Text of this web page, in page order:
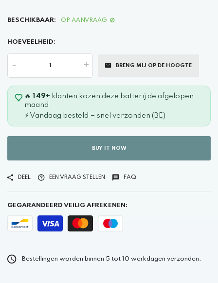
BESCHIKBAAR: OP AANVRAAG
HOEVEELHEID:
- + BRENG MIJ OP DE HOOGTE
🔥 149+ klanten kozen deze batterij de afgelopen
maand
⚡ Vandaag besteld = snel verzonden (BE)
BUY IT NOW
DEEL EEN VRAAG STELLEN FAQ
GEGARANDEERD VEILIG AFREKENEN:
Bestellingen worden binnen 5 tot 10 werkdagen verzonden.